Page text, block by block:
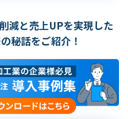
減と売上UPを実現した
秘話をご紹介！